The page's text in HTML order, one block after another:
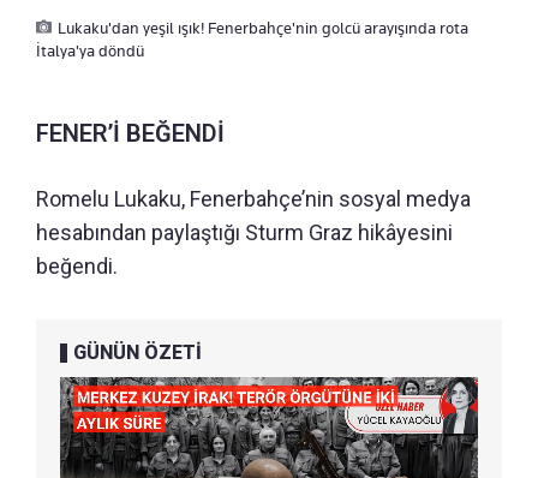
Lukaku'dan yeşil ışık! Fenerbahçe'nin golcü arayışında rota
İtalya'ya döndü
FENER’İ BEĞENDİ
Romelu Lukaku, Fenerbahçe’nin sosyal medya
hesabından paylaştığı Sturm Graz hikâyesini
beğendi.
GÜNÜN ÖZETİ